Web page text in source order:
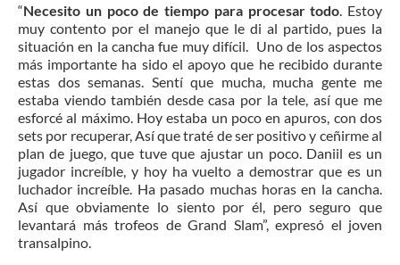
“Necesito un poco de tiempo para procesar todo . Estoy
muy contento por el manejo que le di al partido, pues la
situación en la cancha fue muy difícil. Uno de los aspectos
más importante ha sido el apoyo que he recibido durante
estas dos semanas. Sentí que mucha, mucha gente me
estaba viendo también desde casa por la tele, así que me
esforcé al máximo. Hoy estaba un poco en apuros, con dos
sets por recuperar, Así que traté de ser positivo y ceñirme al
plan de juego, que tuve que ajustar un poco. Daniil es un
jugador increíble, y hoy ha vuelto a demostrar que es un
luchador increíble. Ha pasado muchas horas en la cancha.
Así que obviamente lo siento por él, pero seguro que
levantará más trofeos de Grand Slam”, expresó el joven
transalpino.